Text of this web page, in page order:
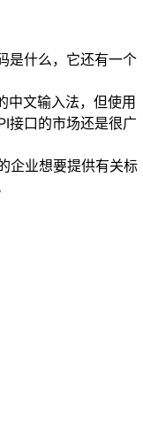
是什么，它还有一个
文输入法，但使用
接口的市场还是很广
企业想要提供有关标